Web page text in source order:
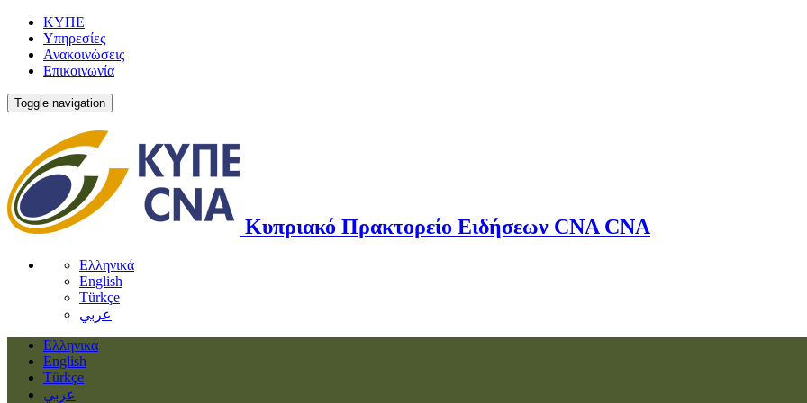
ΚΥΠΕ
Υπηρεσίες
Ανακοινώσεις
Επικοινωνία
Toggle navigation
Κυπριακό Πρακτορείο Ειδήσεων CNA CNA
Ελληνικά
English
Türkçe
عربي
Ελληνικά
English
Türkçe
عربي